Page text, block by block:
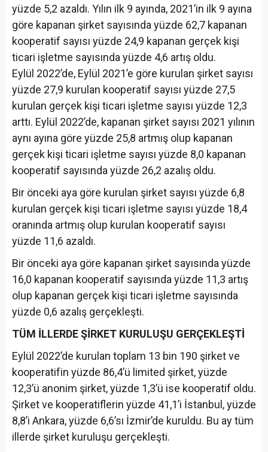
yüzde 5,2 azaldı. Yılın ilk 9 ayında, 2021’in ilk 9 ayına
göre kapanan şirket sayısında yüzde 62,7 kapanan
kooperatif sayısı yüzde 24,9 kapanan gerçek kişi
ticari işletme sayısında yüzde 4,6 artış oldu.
Eylül 2022’de, Eylül 2021’e göre kurulan şirket sayısı
yüzde 27,9 kurulan kooperatif sayısı yüzde 27,5
kurulan gerçek kişi ticari işletme sayısı yüzde 12,3
arttı. Eylül 2022’de, kapanan şirket sayısı 2021 yılının
aynı ayına göre yüzde 25,8 artmış olup kapanan
gerçek kişi ticari işletme sayısı yüzde 8,0 kapanan
kooperatif sayısında yüzde 26,2 azalış oldu.
Bir önceki aya göre kurulan şirket sayısı yüzde 6,8
kurulan gerçek kişi ticari işletme sayısı yüzde 18,4
oranında artmış olup kurulan kooperatif sayısı
yüzde 11,6 azaldı.
Bir önceki aya göre kapanan şirket sayısında yüzde
16,0 kapanan kooperatif sayısında yüzde 11,3 artış
olup kapanan gerçek kişi ticari işletme sayısında
yüzde 0,6 azalış gerçekleşti.
TÜM İLLERDE ŞİRKET KURULUŞU GERÇEKLEŞTİ
Eylül 2022’de kurulan toplam 13 bin 190 şirket ve
kooperatifin yüzde 86,4’ü limited şirket, yüzde
12,3’ü anonim şirket, yüzde 1,3’ü ise kooperatif oldu.
Şirket ve kooperatiflerin yüzde 41,1’i İstanbul, yüzde
8,8’i Ankara, yüzde 6,6’sı İzmir’de kuruldu. Bu ay tüm
illerde şirket kuruluşu gerçekleşti.